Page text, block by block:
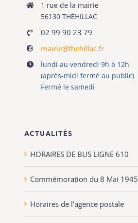
1 rue de la mairie
56130 THÉHILLAC
02 99 90 23 79
mairie@thehillac.fr
lundi au vendredi 9h à 12h
(après-midi fermé au public)
Fermé le samedi
ACTUALITÉS
HORAIRES DE BUS LIGNE 610
Commémoration du 8 Mai 1945
Horaires de l’agence postale